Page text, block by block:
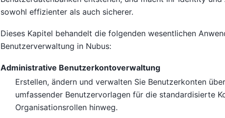
sowohl effizienter als auch sicherer.
Dieses Kapitel behandelt die folgenden wesentlichen
Benutzerverwaltung in Nubus:
Administrative Benutzerkontoverwaltung
Erstellen, ändern und verwalten Sie Benutzerkonten
umfassender Benutzervorlagen für die standardisierte
Organisationsrollen hinweg.